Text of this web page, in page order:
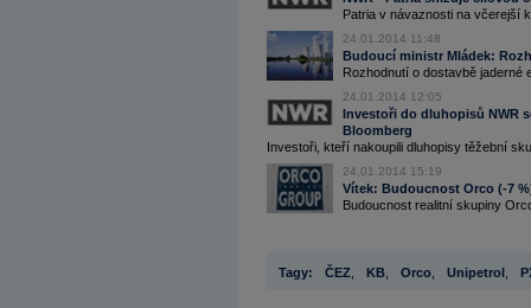
Patria v návaznosti na včerejší
24.01.2014 11:48
Budoucí ministr Mládek:
Rozhodnutí o dostavbě jaderné
24.01.2014 12:05
Investoři do dluhopisů NWR
Bloomberg
Investoři, kteří nakoupili dluhopisy těžební
24.01.2014 15:19
Vítek: Budoucnost Orco (-7
Budoucnost realitní skupiny
Tagy: ČEZ KB Orco Unipetrol